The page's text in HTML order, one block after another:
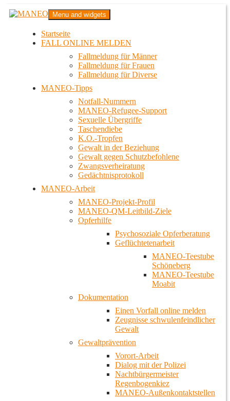
Zum
InhaltMANEO
Das schwule Anti-Gewalt-Projekt in Berlin
Menu and widgets
Startseite
FALL ONLINE MELDEN
Fallmeldung für Männer
Fallmeldung für Frauen
Fallmeldung für Diverse
MANEO-Tipps
Notfall-Nummern
MANEO-Refugee-Support
Sexuelle Übergriffe
Taschendiebe
K.O.-Tropfen
Gewalt in der Beziehung
Gewalt gegen Schutzbefohlene
Zwangsverheiratung
Gedächtnisprotokoll
MANEO-Arbeit
MANEO-Projekt-Profil
MANEO-QM-Leitbild-Ziele
Opferhilfe
Psychosoziale Opferberatung
Geflüchtetenarbeit
MANEO-Teestube
Schöneberg
MANEO-Teestube
Moabit
Dokumentation
Einen Vorfall online melden
Zeugnisse schwulenfeindlicher
Gewalt
Gewaltprävention
Vorort-Arbeit
Dialog mit der Polizei
Nachtbürgermeister
Regenbogenkiez
MANEO-Außenkontaktstellen